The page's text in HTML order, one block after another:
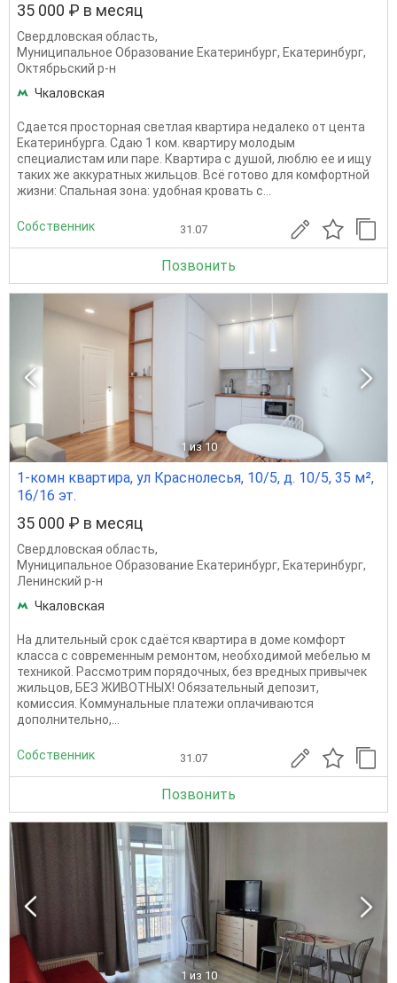
35 000 ₽ в месяц
Свердловская область,
Муниципальное Образование Екатеринбург, Екатеринбург,
Октябрьский р-н
Чкаловская
Сдается просторная светлая квартира недалеко от цента
Екатеринбурга. Сдаю 1 ком. квартиру молодым
специалистам или паре. Квартира с душой, люблю ее и ищу
таких же аккуратных жильцов. Всё готово для комфортной
жизни: Спальная зона: удобная кровать с...
Собственник 31.07
Позвонить
1 из 10
1-комн квартира, ул Краснолесья, 10/5, д. 10/5, 35 м²,
16/16 эт.
35 000 ₽ в месяц
Свердловская область,
Муниципальное Образование Екатеринбург, Екатеринбург,
Ленинский р-н
Чкаловская
На длительный срок сдаётся квартира в доме комфорт
класса с современным ремонтом, необходимой мебелью м
техникой. Рассмотрим порядочных, без вредных привычек
жильцов, БЕЗ ЖИВОТНЫХ! Обязательный депозит,
комиссия. Коммунальные платежи оплачиваются
дополнительно,...
Собственник 31.07
Позвонить
1 из 10